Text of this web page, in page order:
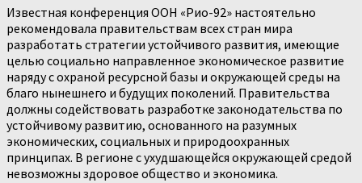
Известная конференция ООН «Рио-92» настоятельно
рекомендова­ла правительствам всех стран мира
разработать стратегии устойчивого развития, имеющие
целью социально направленное экономическое раз­витие
наряду с охраной ресурсной базы и окружающей среды на
благо нынешнего и будущих поколений. Правительства
должны содействовать разработке законодательства по
устойчивому развитию, основанного на разумных
экономических, социальных и природоохранных
принципах. В регионе с ухудшающейся окружающей средой
невозможны здоровое общество и экономика.